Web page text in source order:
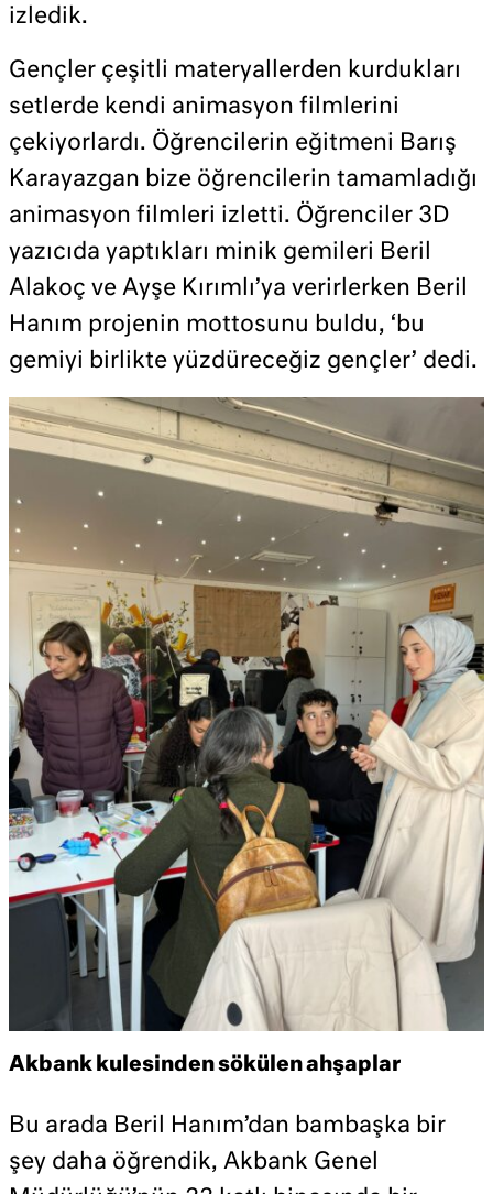
izledik.
Gençler çeşitli materyallerden kurdukları
setlerde kendi animasyon filmlerini
çekiyorlardı. Öğrencilerin eğitmeni Barış
Karayazgan bize öğrencilerin tamamladığı
animasyon filmleri izletti. Öğrenciler 3D
yazıcıda yaptıkları minik gemileri Beril
Alakoç ve Ayşe Kırımlı’ya verirlerken Beril
Hanım projenin mottosunu buldu, ‘bu
gemiyi birlikte yüzdüreceğiz gençler’ dedi.
Akbank kulesinden sökülen ahşaplar
Bu arada Beril Hanım’dan bambaşka bir
şey daha öğrendik, Akbank Genel